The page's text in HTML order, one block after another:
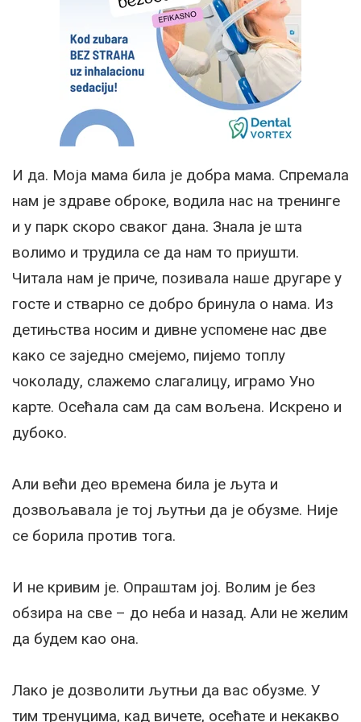
И да. Моја мама била је добра мама. Спремала
нам је здраве оброке, водила нас на тренинге
и у парк скоро сваког дана. Знала је шта
волимо и трудила се да нам то приушти.
Читала нам је приче, позивала наше другаре у
госте и стварно се добро бринула о нама. Из
детињства носим и дивне успомене нас две
како се заједно смејемо, пијемо топлу
чоколаду, слажемо слагалицу, играмо Уно
карте. Осећала сам да сам вољена. Искрено и
дубоко.
Али већи део времена била је љута и
дозвољавала је тој љутњи да је обузме. Није
се борила против тога.
И не кривим је. Опраштам јој. Волим је без
обзира на све – до неба и назад. Али не желим
да будем као она.
Лако је дозволити љутњи да вас обузме. У
тим тренуцима, кад вичете, осећате и некакво